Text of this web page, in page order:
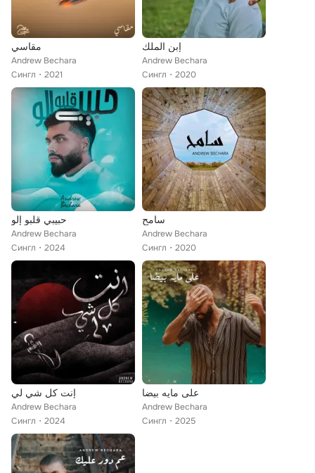
مقاسي
Andrew Bechara
Сингл
2021
إبن الملك
Andrew Bechara
Сингл
2020
حبيبي قلبو إلو
Andrew Bechara
Сингл
2024
سامح
Andrew Bechara
Сингл
2020
إنت كل شي لي
Andrew Bechara
Сингл
2024
على مايه بيضا
Andrew Bechara
Сингл
2025